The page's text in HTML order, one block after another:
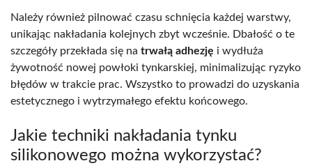
Należy również pilnować czasu schnięcia każdej warstwy,
unikając nakładania kolejnych zbyt wcześnie. Dbałość o te
szczegóły przekłada się na trwałą adhezję i wydłuża
żywotność nowej powłoki tynkarskiej, minimalizując ryzyko
błędów w trakcie prac. Wszystko to prowadzi do uzyskania
estetycznego i wytrzymałego efektu końcowego.
Jakie techniki nakładania tynku
silikonowego można wykorzystać?